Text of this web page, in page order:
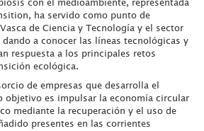
con el medioambiente, representada
ha servido como punto de
de Ciencia y Tecnología y el sector
a conocer las líneas tecnológicas y
respuesta a los principales retos
ecológica.
de empresas que desarrolla el
objetivo es impulsar la economía circular
mediante la recuperación y el uso de
presentes en las corrientes